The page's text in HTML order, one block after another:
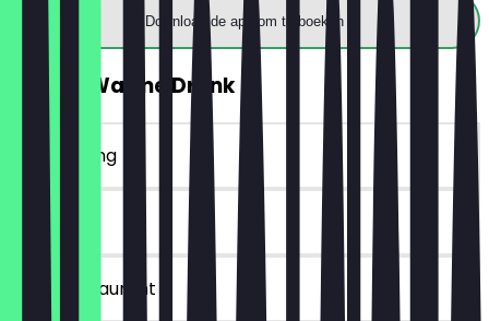
Download de app om te boeken
GRATIS Warme Drank
~€ 4 korting
6 dagen
in het restaurant